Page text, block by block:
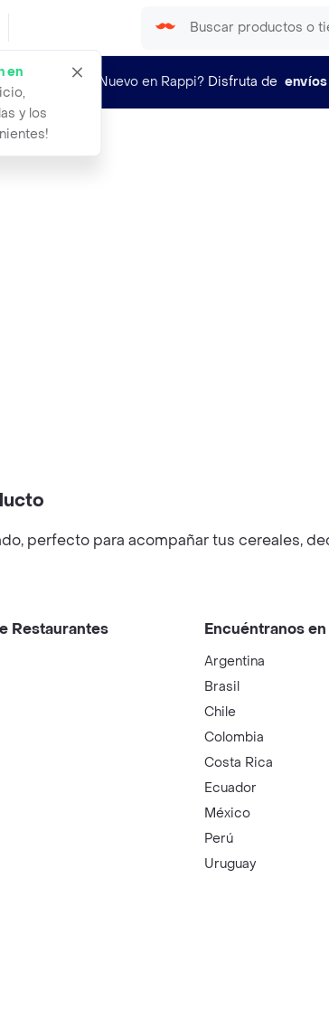
en
y los
¿Nuevo en Rappi? Disfruta de
perfecto para acompañar tus cereales,
Restaurantes Encuéntranos
Argentina
Brasil
Chile
Colombia
Costa Rica
Ecuador
México
Perú
Uruguay